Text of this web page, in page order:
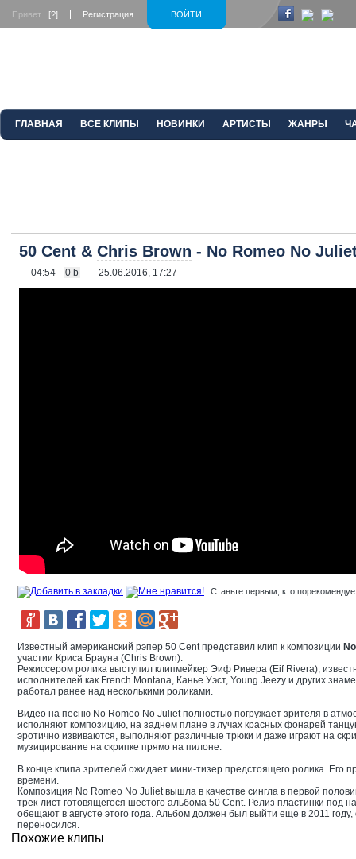
ВОЙТИ
Привет [?] Регистрация
ГЛАВНАЯ ВСЕ КЛИПЫ НОВИНКИ АРТИСТЫ ЖАНРЫ
50 Cent & Chris Brown - No Romeo No
04:54 0 b 25.06.2016, 17:27
Станьте первым, кто
Известный американский рэпер 50 Cent представил клип к композиции
участии Криса Брауна (Chris Brown).
Режиссером ролика выступил клипмейкер Эиф Ривера (Eif Rivera),
исполнителей как French Montana, Канье Уэст, Young Jeezy и других
работал ранее над несколькими роликами.
Видео на песню No Romeo No Juliet полностью погружает зрителя в
исполняют композицию, на заднем плане в лучах красных фонарей
эротично извиваются, выполняют различные трюки и даже играют на
музицирование на скрипке прямо на пилоне.
В конце клипа зрителей ожидает мини-тизер предстоящего ролика. Его
времени.
Композиция No Romeo No Juliet вышла в качестве сингла в первой
трек-лист готовящегося шестого альбома 50 Cent. Релиз пластинки под
обещают в августе этого года. Альбом должен был выйти еще в 2011
переносился.
Похожие клипы